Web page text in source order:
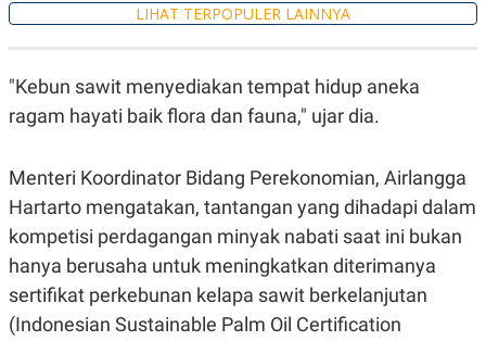
C
A
Y
L
E
.
I
D
A
N
G
A
N
A
N
E
I
N
E
J
A
E
M
T
LIHAT TERPOPULER LAINNYA
"Kebun sawit menyediakan tempat hidup aneka
ragam hayati baik flora dan fauna," ujar dia.
Menteri Koordinator Bidang Perekonomian, Airlangga
Hartarto mengatakan, tantangan yang dihadapi dalam
kompetisi perdagangan minyak nabati saat ini bukan
hanya berusaha untuk meningkatkan diterimanya
sertifikat perkebunan kelapa sawit berkelanjutan
(Indonesian Sustainable Palm Oil Certification